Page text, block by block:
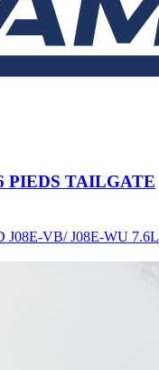
PIEDS TAILGATE
J08E-VB/ J08E-WU 7.6L